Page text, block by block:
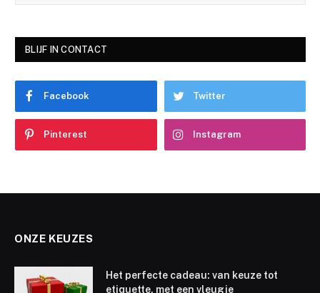
BLIJF IN CONTACT
Facebook Twitter
Pinterest Instagram
ONZE KEUZES
Het perfecte cadeau: van keuze tot
etiquette, met een vleugje